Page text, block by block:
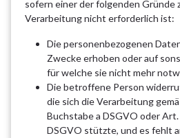
sofern einer der folgenden
Verarbeitung nicht erforderlich ist:
Die personenbezogenen
Zwecke erhoben oder auf
für welche sie nicht mehr
Die betroffene Person
die sich die Verarbeitung
Buchstabe a DSGVO oder
DSGVO stützte, und es fehlt